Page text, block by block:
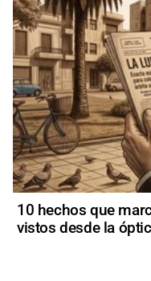
10 hechos que
vistos desde la